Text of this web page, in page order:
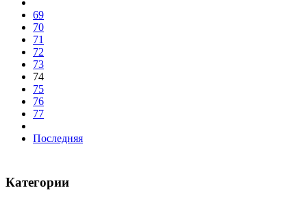
69
70
71
72
73
74
75
76
77
Последняя
Категории